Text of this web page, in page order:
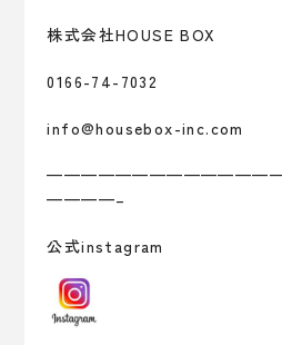
株式会社HOUSE BOX
0166-74-7032
info@housebox-inc.com
————–
公式instagram